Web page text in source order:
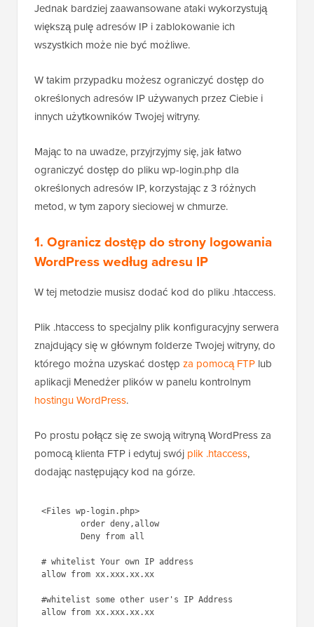
Jednak bardziej zaawansowane ataki wykorzystują
większą pulę adresów IP i zablokowanie ich
wszystkich może nie być możliwe.
W takim przypadku możesz ograniczyć dostęp do
określonych adresów IP używanych przez Ciebie i
innych użytkowników Twojej witryny.
Mając to na uwadze, przyjrzyjmy się, jak łatwo
ograniczyć dostęp do pliku wp-login.php dla
określonych adresów IP, korzystając z 3 różnych
metod, w tym zapory sieciowej w chmurze.
1. Ogranicz dostęp do strony logowania
WordPress według adresu IP
W tej metodzie musisz dodać kod do pliku .htaccess.
Plik .htaccess to specjalny plik konfiguracyjny serwera
znajdujący się w głównym folderze Twojej witryny, do
którego można uzyskać dostęp za pomocą FTP lub
aplikacji Menedżer plików w panelu kontrolnym
hostingu WordPress.
Po prostu połącz się ze swoją witryną WordPress za
pomocą klienta FTP i edytuj swój plik .htaccess,
dodając następujący kod na górze.
3
4
6
7
<Files wp-login.php>
order deny,allow
Deny from all
allow from xx.xxx.xx.xx